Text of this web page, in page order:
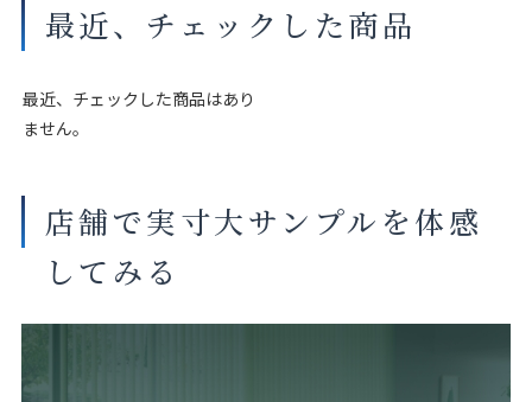
最近、チェックした商品
最近、チェックした商品はあり
ません。
店舗で実寸大サンプルを体感
してみる